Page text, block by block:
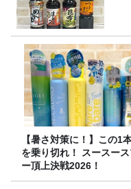
【暑さ対策に！】この1
を乗り切れ！ スースー
ー頂上決戦2026！